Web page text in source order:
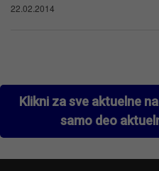
22.02.2014
Klikni za sve aktuelne
samo deo